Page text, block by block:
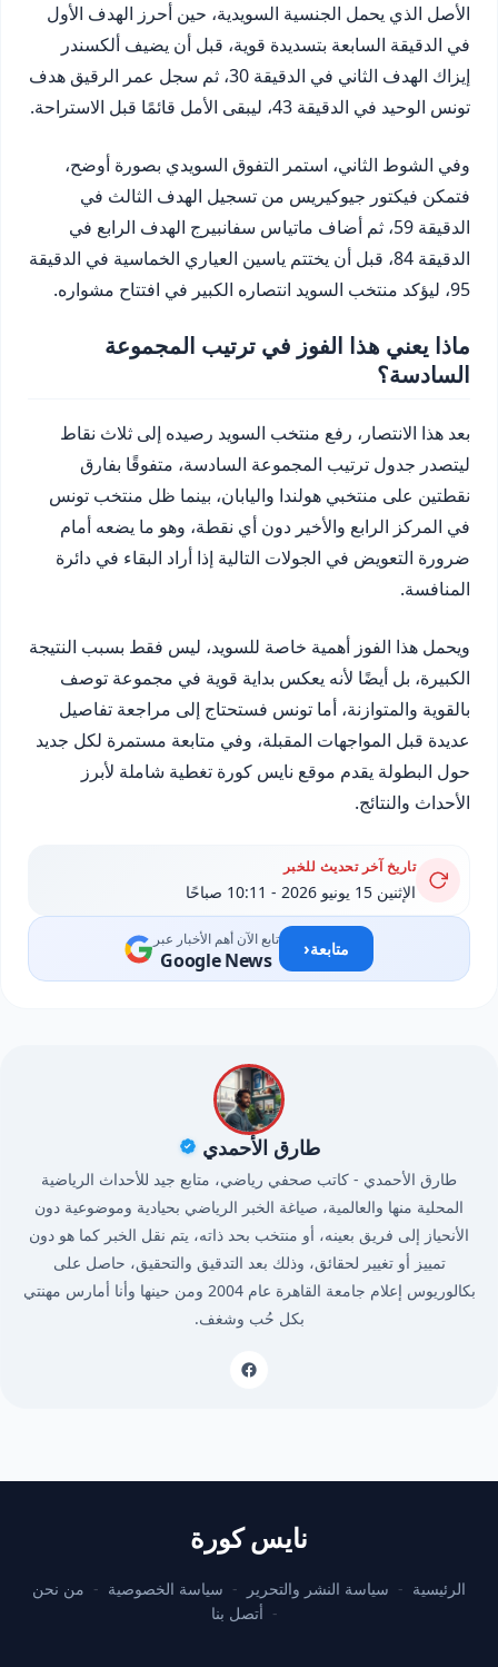
الأصل الذي يحمل الجنسية السويدية، حين أحرز الهدف الأول
في الدقيقة السابعة بتسديدة قوية، قبل أن يضيف ألكسندر
إيزاك الهدف الثاني في الدقيقة 30، ثم سجل عمر الرقيق هدف
تونس الوحيد في الدقيقة 43، ليبقى الأمل قائمًا قبل الاستراحة.
وفي الشوط الثاني، استمر التفوق السويدي بصورة أوضح،
فتمكن فيكتور جيوكيريس من تسجيل الهدف الثالث في
الدقيقة 59، ثم أضاف ماتياس سفانبيرج الهدف الرابع في
الدقيقة 84، قبل أن يختتم ياسين العياري الخماسية في الدقيقة
95، ليؤكد منتخب السويد انتصاره الكبير في افتتاح مشواره.
ماذا يعني هذا الفوز في ترتيب المجموعة
السادسة؟
بعد هذا الانتصار، رفع منتخب السويد رصيده إلى ثلاث نقاط
ليتصدر جدول ترتيب المجموعة السادسة، متفوقًا بفارق
نقطتين على منتخبي هولندا واليابان، بينما ظل منتخب تونس
في المركز الرابع والأخير دون أي نقطة، وهو ما يضعه أمام
ضرورة التعويض في الجولات التالية إذا أراد البقاء في دائرة
المنافسة.
ويحمل هذا الفوز أهمية خاصة للسويد، ليس فقط بسبب النتيجة
الكبيرة، بل أيضًا لأنه يعكس بداية قوية في مجموعة توصف
بالقوية والمتوازنة، أما تونس فستحتاج إلى مراجعة تفاصيل
عديدة قبل المواجهات المقبلة، وفي متابعة مستمرة لكل جديد
حول البطولة يقدم موقع نايس كورة تغطية شاملة لأبرز
الأحداث والنتائج.
تاريخ آخر تحديث للخبر
الإثنين 15 يونيو 2026 - 10:11 صباحًا
تابع الآن أهم الأخبار عبر
Google News متابعة‹
طارق الأحمدي
طارق الأحمدي - كاتب صحفي رياضي، متابع جيد للأحداث الرياضية
المحلية منها والعالمية، صياغة الخبر الرياضي بحيادية وموضوعية دون
الأنحياز إلى فريق بعينه، أو منتخب بحد ذاته، يتم نقل الخبر كما هو دون
تمييز أو تغيير لحقائق، وذلك بعد التدقيق والتحقيق، حاصل على
بكالوريوس إعلام جامعة القاهرة عام 2004 ومن حينها وأنا أمارس مهنتي
بكل حُب وشغف.
نايس كورة
الرئيسية سياسة النشر والتحرير سياسة الخصوصية
من نحن
أتصل بنا